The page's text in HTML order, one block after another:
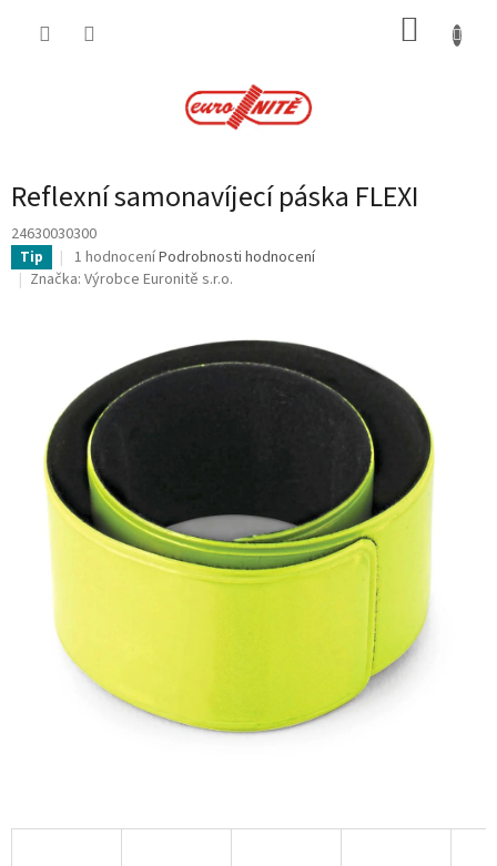
Reflexní samonavíjecí páska FLEXI
24630030300
Tip
Průměrné
hodnocení
hvězdiček.
1 hodnoceníPodrobnosti hodnocení
Značka: Výrobce Euronitě s.r.o.